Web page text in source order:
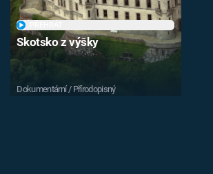
Skotsko z výšky
Dokumentární / Přírodopisný